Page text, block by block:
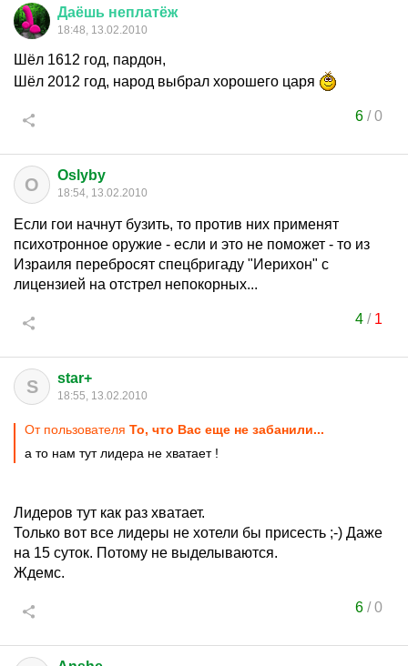
Даёшь неплатёж
18:48, 13.02.2010
Шёл 1612 год, пардон,
Шёл 2012 год, народ выбрал хорошего царя
6/0
O Oslyby
18:54, 13.02.2010
Если гои начнут бузить, то против них применят
психотронное оружие - если и это не поможет - то из
Израиля перебросят спецбригаду "Иерихон" с
лицензией на отстрел непокорных...
4/ 1
S star+
18:55, 13.02.2010
От пользователя То, что Вас еще не забанили...
а то нам тут лидера не хватает !
Лидеров тут как раз хватает.
Только вот все лидеры не хотели бы присесть ;-) Даже
на 15 суток. Потому не выделываются.
Ждемс.
6/0